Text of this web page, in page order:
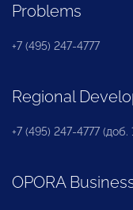
Problems
+7 (495) 247-4777
Regional
+7 (495) 247-4777 (доб.
OPORA